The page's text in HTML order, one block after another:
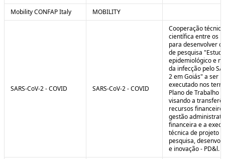
Mobility CONFAP Italy
MOBILITY
SARS-CoV-2 - COVID SARS-CoV-2 - COVID
Cooperação
científica entre os
para desenvolver o
de pesquisa "Estudo
epidemiológico e
da infecção pelo
2 em Goiás" a ser
executado nos
Plano de Trabalho
visando a
recursos
gestão
financeira e a
técnica de projeto
pesquisa,
e inovação - PD&l.